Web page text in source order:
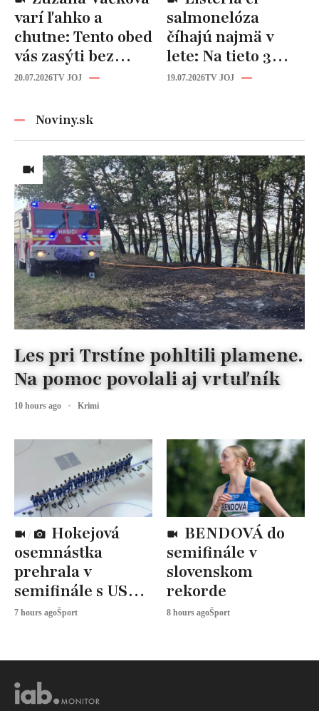
varí ľahko a
chutne: Tento obed
vás zasýti bez
zbytočných kalórií
20.07.2026TV JOJ
salmonelóza
číhajú najmä v
lete: Na tieto 3
pravidlá pri jedle
19.07.2026TV JOJ
Noviny.sk
osemnástka
prehrala v
semifinále s USA,
zabojuje o BRONZ
7 hours agoŠport
semifinále v
slovenskom
rekorde
8 hours agoŠport
Les pri Trstíne pohltili plamene.
Na pomoc povolali aj vrtuľník
10 hours ago Krimi